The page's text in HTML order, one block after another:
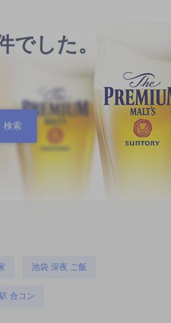
でした。
池袋 深夜 ご飯
合コン